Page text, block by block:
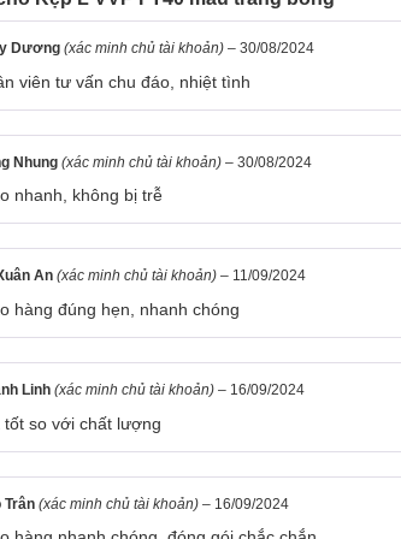
Dương (xác minh chủ tài khoản) – 30/08/2024
viên tư vấn chu đáo, nhiệt tình
Nhung (xác minh chủ tài khoản) – 30/08/2024
nhanh, không bị trễ
An (xác minh chủ tài khoản) – 11/09/2024
hàng đúng hẹn, nhanh chóng
Linh (xác minh chủ tài khoản) – 16/09/2024
tốt so với chất lượng
Trân (xác minh chủ tài khoản) – 16/09/2024